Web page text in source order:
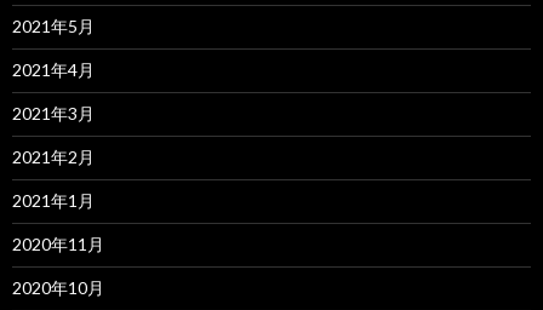
2021年5月
2021年4月
2021年3月
2021年2月
2021年1月
2020年11月
2020年10月